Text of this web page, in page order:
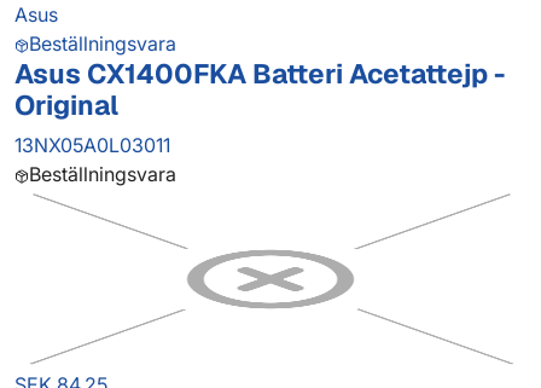
Asus
Beställningsvara
Asus CX1400FKA Batteri Acetattejp -
Original
13NX05A0L03011
Beställningsvara